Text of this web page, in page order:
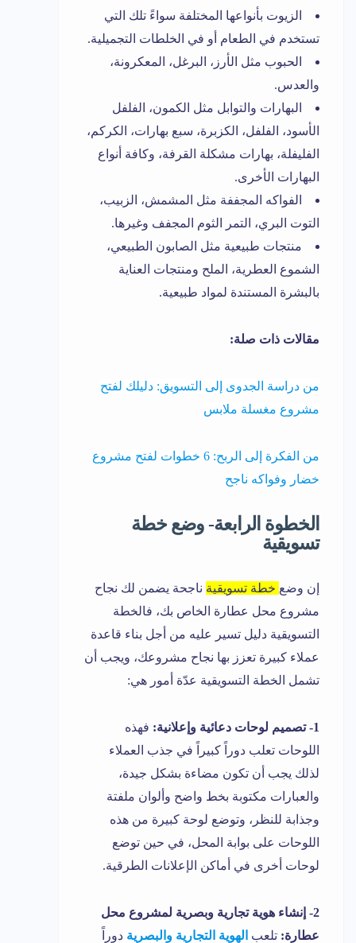
الزيوت بأنواعها المختلفة سواءً تلك التي
تستخدم في الطعام أو في الخلطات التجميلية.
الحبوب مثل الأرز، البرغل، المعكرونة،
والعدس.
البهارات والتوابل مثل الكمون، الفلفل
الأسود، الفلفل، الكزبرة، سبع بهارات، الكركم،
الفليفلة، بهارات مشكلة القرفة، وكافة أنواع
البهارات الأخرى.
الفواكه المجففة مثل المشمش، الزبيب،
التوت البري، التمر الثوم المجفف وغيرها.
منتجات طبيعية مثل الصابون الطبيعي،
الشموع العطرية، الملح ومنتجات العناية
بالبشرة المستندة لمواد طبيعية.
مقالات ذات صلة:
من دراسة الجدوى إلى التسويق: دليلك لفتح
مشروع مغسلة ملابس
من الفكرة إلى الربح: 6 خطوات لفتح مشروع
خضار وفواكه ناجح
الخطوة الرابعة- وضع خطة
تسويقية
إن وضع خطة تسويقية ناجحة يضمن لك نجاح
مشروع محل عطارة الخاص بك، فالخطة
التسويقية دليل تسير عليه من أجل بناء قاعدة
عملاء كبيرة تعزز بها نجاح مشروعك، ويجب أن
تشمل الخطة التسويقية عدّة أمور هي:
1- تصميم لوحات دعائية وإعلانية:
فهذه
اللوحات تعلب دوراً كبيراً في جذب العملاء
لذلك يجب أن تكون مضاءة بشكل جيدة،
والعبارات مكتوبة بخط واضح وألوان ملفتة
وجذابة للنظر، وتوضع لوحة كبيرة من هذه
اللوحات على بوابة المحل، في حين توضع
لوحات أخرى في أماكن الإعلانات الطرقية.
2- إنشاء هوية تجارية وبصرية لمشروع محل
عطارة: تلعب الهوية التجارية والبصرية دوراً